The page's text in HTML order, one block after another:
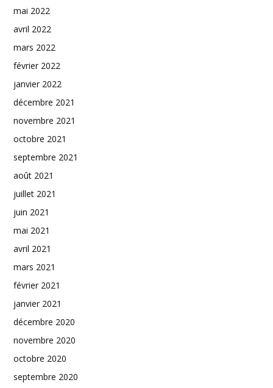
mai 2022
avril 2022
mars 2022
février 2022
janvier 2022
décembre 2021
novembre 2021
octobre 2021
septembre 2021
août 2021
juillet 2021
juin 2021
mai 2021
avril 2021
mars 2021
février 2021
janvier 2021
décembre 2020
novembre 2020
octobre 2020
septembre 2020